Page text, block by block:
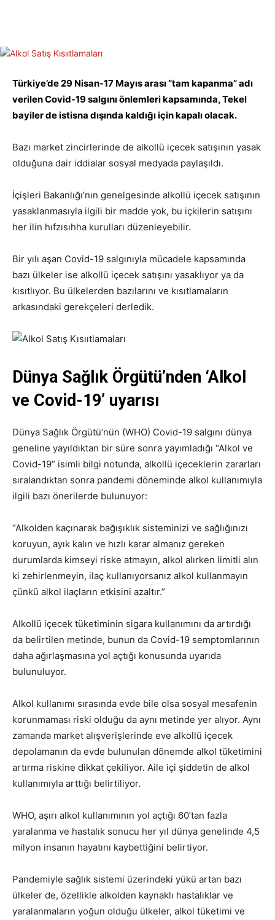
Türkiye’de 29 Nisan-17 Mayıs arası “tam kapanma” adı
verilen Covid-19 salgını önlemleri kapsamında, Tekel
bayiler de istisna dışında kaldığı için kapalı olacak.
Bazı market zincirlerinde de alkollü içecek satışının yasak
olduğuna dair iddialar sosyal medyada paylaşıldı.
İçişleri Bakanlığı’nın genelgesinde alkollü içecek satışının
yasaklanmasıyla ilgili bir madde yok, bu içkilerin satışını
her ilin hıfzısıhha kurulları düzenleyebilir.
Bir yılı aşan Covid-19 salgınıyla mücadele kapsamında
bazı ülkeler ise alkollü içecek satışını yasaklıyor ya da
kısıtlıyor. Bu ülkelerden bazılarını ve kısıtlamaların
arkasındaki gerekçeleri derledik.
Dünya Sağlık Örgütü’nden ‘Alkol
ve Covid-19’ uyarısı
Dünya Sağlık Örgütü’nün (WHO) Covid-19 salgını dünya
geneline yayıldıktan bir süre sonra yayımladığı “Alkol ve
Covid-19” isimli bilgi notunda, alkollü içeceklerin zararları
sıralandıktan sonra pandemi döneminde alkol kullanımıyla
ilgili bazı önerilerde bulunuyor:
“Alkolden kaçınarak bağışıklık sisteminizi ve sağlığınızı
koruyun, ayık kalın ve hızlı karar almanız gereken
durumlarda kimseyi riske atmayın, alkol alırken limitli alın
ki zehirlenmeyin, ilaç kullanıyorsanız alkol kullanmayın
çünkü alkol ilaçların etkisini azaltır.”
Alkollü içecek tüketiminin sigara kullanımını da artırdığı
da belirtilen metinde, bunun da Covid-19 semptomlarının
daha ağırlaşmasına yol açtığı konusunda uyarıda
bulunuluyor.
Alkol kullanımı sırasında evde bile olsa sosyal mesafenin
korunmaması riski olduğu da aynı metinde yer alıyor. Aynı
zamanda market alışverişlerinde eve alkollü içecek
depolamanın da evde bulunulan dönemde alkol tüketimini
artırma riskine dikkat çekiliyor. Aile içi şiddetin de alkol
kullanımıyla arttığı belirtiliyor.
WHO, aşırı alkol kullanımının yol açtığı 60’tan fazla
yaralanma ve hastalık sonucu her yıl dünya genelinde 4,5
milyon insanın hayatını kaybettiğini belirtiyor.
Pandemiyle sağlık sistemi üzerindeki yükü artan bazı
ülkeler de, özellikle alkolden kaynaklı hastalıklar ve
yaralanmaların yoğun olduğu ülkeler, alkol tüketimi ve